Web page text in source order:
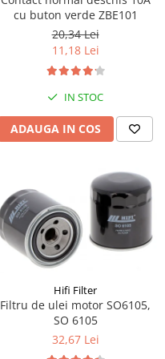
cu buton verde ZBE101
20,34 Lei
11,18 Lei
IN STOC
ADAUGA IN COS
Hifi Filter
Filtru de ulei motor SO6105,
SO 6105
32,67 Lei